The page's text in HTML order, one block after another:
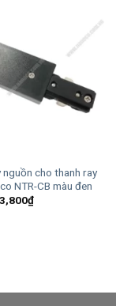
nguồn cho thanh ray
NTR-CB màu đen
₫Giá
hiện